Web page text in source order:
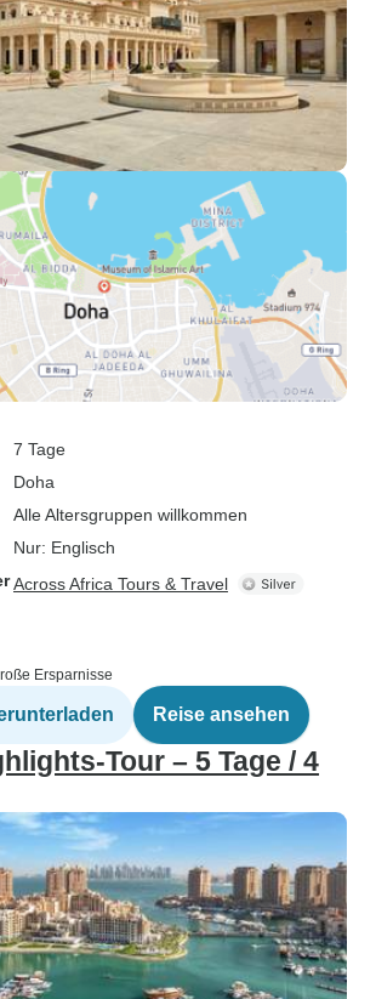
7 Tage
Doha
Alle Altersgruppen willkommen
Nur: Englisch
Across Africa Tours & Travel
Ersparnisse
Reise ansehen
Tour – 5 Tage / 4